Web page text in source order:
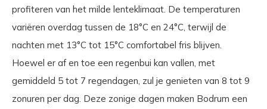
profiteren van het milde lenteklimaat. De temperaturen
variëren overdag tussen de 18°C en 24°C, terwijl de
nachten met 13°C tot 15°C comfortabel fris blijven.
Hoewel er af en toe een regenbui kan vallen, met
gemiddeld 5 tot 7 regendagen, zul je genieten van 8 tot 9
zonuren per dag. Deze zonige dagen maken Bodrum een